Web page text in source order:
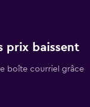
prix baissent
boîte courriel grâce